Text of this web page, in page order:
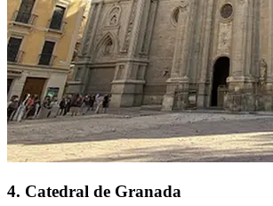
4. Catedral de Granada